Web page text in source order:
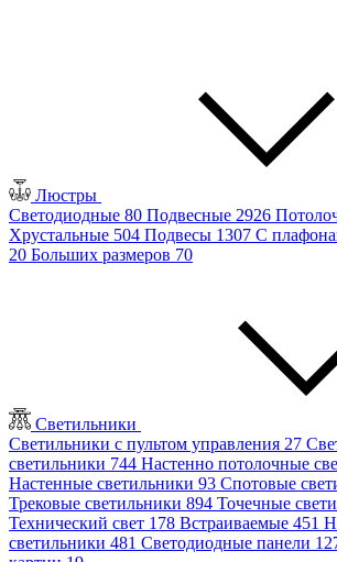
Люстры
Светодиодные 80 Подвесные 2926
Хрустальные 504 Подвесы 1307 С
20 Больших размеров 70
Светильники
Светильники с пультом управления 27
светильники 744 Настенно потолочные
Настенные светильники 93 Спотовые
Трековые светильники 894 Точечные
Технический свет 178 Встраиваемые 451
светильники 481 Светодиодные панели